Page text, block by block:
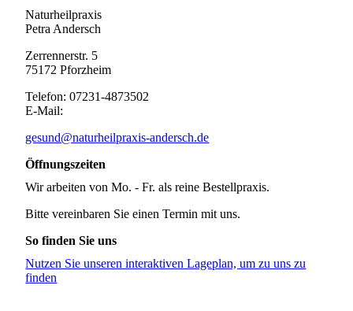
Naturheilpraxis
Petra Andersch
Zerrennerstr. 5
75172 Pforzheim
Telefon: 07231-4873502
E-Mail:
gesund@naturheilpraxis-andersch.de
Öffnungszeiten
Wir arbeiten von Mo. - Fr. als reine Bestellpraxis.
Bitte vereinbaren Sie einen Termin mit uns.
So finden Sie uns
Nutzen Sie unseren interaktiven La­ge­plan, um zu uns zu
finden